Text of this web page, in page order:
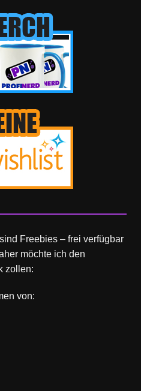
Freebies – frei verfügbar
möchte ich den
zollen:
von: